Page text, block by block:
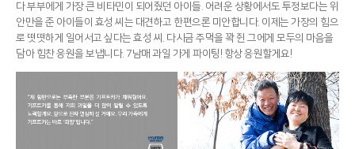
다 부부에게 가장 큰 비타민이 되어줬던 아이들. 어려운 상황에서도 투정보다는 위
안만을 준 아이들이 효성 씨는 대견하고 한편으론 미안합니다. 이제는 가장의 힘으
로 떳떳하게 일어서고 싶다는 효성 씨. 다시금 주먹을 꽉 쥔 그에게 모두의 마음을
담아 힘찬 응원을 보냅니다. 7남매 과일 가게 파이팅! 항상 응원할게요!